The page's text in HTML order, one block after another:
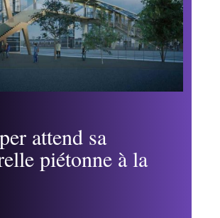
attend sa
piétonne à la